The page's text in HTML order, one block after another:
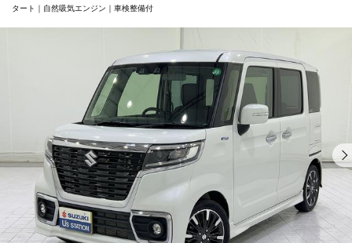
タート｜自然吸気エンジン｜車検整備付